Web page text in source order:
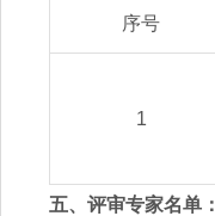
序号
1
五、评审专家名单：